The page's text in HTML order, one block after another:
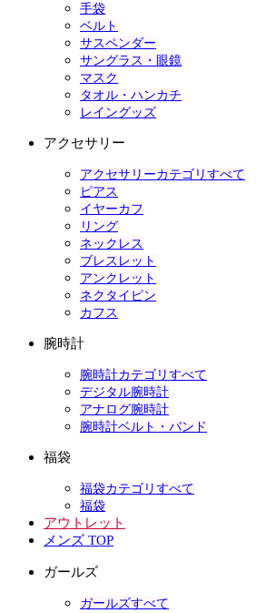
手袋
ベルト
サスペンダー
サングラス・眼鏡
マスク
タオル・ハンカチ
レイングッズ
アクセサリー
アクセサリーカテゴリすべて
ピアス
イヤーカフ
リング
ネックレス
ブレスレット
アンクレット
ネクタイピン
カフス
腕時計
腕時計カテゴリすべて
デジタル腕時計
アナログ腕時計
腕時計ベルト・バンド
福袋
福袋カテゴリすべて
福袋
アウトレット
メンズ TOP
ガールズ
ガールズすべて